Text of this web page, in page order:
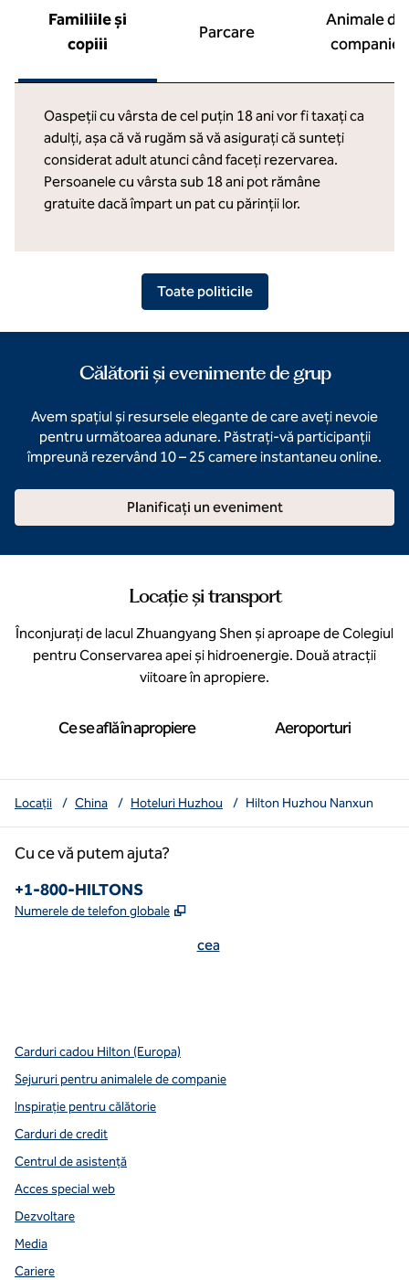
Familiile și
copiii
Parcare
Animale de
companie
Oaspeții cu vârsta de cel puțin 18 ani vor fi taxați ca
adulți, așa că vă rugăm să vă asigurați că sunteți
considerat adult atunci când faceți rezervarea.
Persoanele cu vârsta sub 18 ani pot rămâne
gratuite dacă împart un pat cu părinții lor.
Toate politicile
Călătorii și evenimente de grup
Avem spațiul și resursele elegante de care aveți nevoie
pentru următoarea adunare. Păstrați-vă participanții
împreună rezervând 10 – 25 camere instantaneu online.
Planificați un eveniment
Locație și transport
Înconjurați de lacul Zhuangyang Shen și aproape de Colegiul
pentru Conservarea apei și hidroenergie. Două atracții
viitoare în apropiere.
Ce se află în apropiere Aeroporturi
Locații / China / Hoteluri Huzhou / Hilton Huzhou Nanxun
Cu ce vă putem ajuta?
Numărul de telefon:
+1-800-HILTONS
Numerele de telefon globale ,
cea
Carduri cadou Hilton (Europa)
Sejururi pentru animalele de companie
Inspirație pentru călătorie
Carduri de credit
Centrul de asistență
Acces special web
Dezvoltare
Media
Cariere